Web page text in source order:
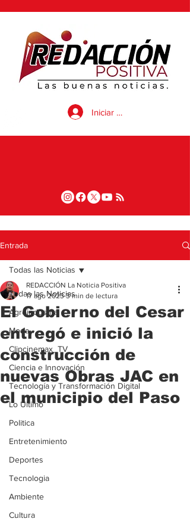
Iniciar sesión
Entrada
Todas las Noticias
Agroindustria
Moda
Clipcinemax_TV
Ciencia e Innovación
Tecnología y Transformación Digital
Lo Ultimo
Politica
Entretenimiento
Deportes
Tecnologia
Ambiente
Cultura
Todas las Noticias
El Gobierno del Cesar
entregó e inició la
construcción de
nuevas Obras JAC en
el municipio del Paso
REDACCIÓN La Noticia Positiva
17 ago 2023 3 min de lectura